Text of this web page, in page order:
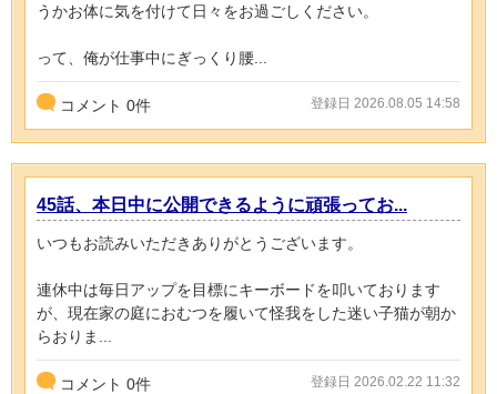
うかお体に気を付けて日々をお過ごしください。
って、俺が仕事中にぎっくり腰...
コメント 0件 登録日 2026.08.05 14:58
45話、本日中に公開できるように頑張ってお...
いつもお読みいただきありがとうございます。
連休中は毎日アップを目標にキーボードを叩いております
が、現在家の庭におむつを履いて怪我をした迷い子猫が朝か
らおりま...
コメント 0件 登録日 2026.02.22 11:32